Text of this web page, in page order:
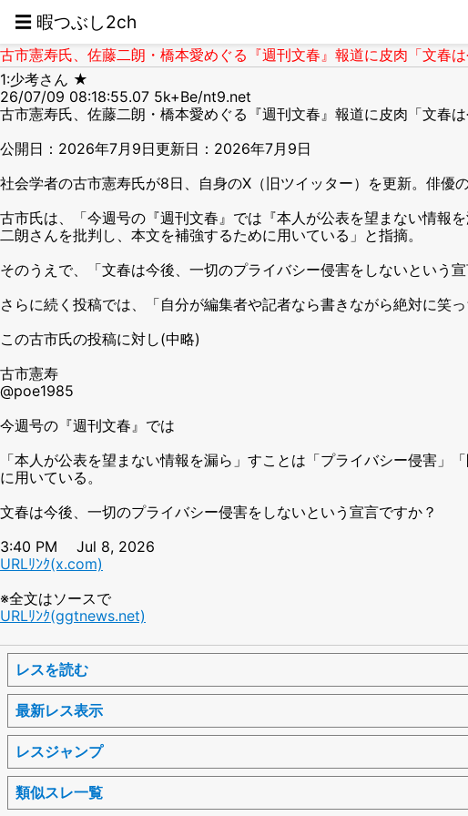
☰ 暇つぶし2ch
古市憲寿氏、佐藤二朗・橋本愛めぐる『週刊文春』報道に皮肉「文
1:少考さん ★
26/07/09 08:18:55.07 5k+Be/nt9.net
古市憲寿氏、佐藤二朗・橋本愛めぐる『週刊文春』報道に皮肉「文春
公開日：2026年7月9日更新日：2026年7月9日
社会学者の古市憲寿氏が8日、自身のX（旧ツイッター）を更新。俳優
古市氏は、「今週号の『週刊文春』では『本人が公表を望まない情報
二朗さんを批判し、本文を補強するために用いている」と指摘。
そのうえで、「文春は今後、一切のプライバシー侵害をしないという
さらに続く投稿では、「自分が編集者や記者なら書きながら絶対に笑
この古市氏の投稿に対し(中略)
古市憲寿
@poe1985
今週号の『週刊文春』では
「本人が公表を望まない情報を漏ら」すことは「プライバシー侵害
に用いている。
文春は今後、一切のプライバシー侵害をしないという宣言ですか？
3:40 PM Jul 8, 2026
URLﾘﾝｸ(x.com)
※全文はソースで
URLﾘﾝｸ(ggtnews.net)
レスを読む
最新レス表示
レスジャンプ
類似スレ一覧